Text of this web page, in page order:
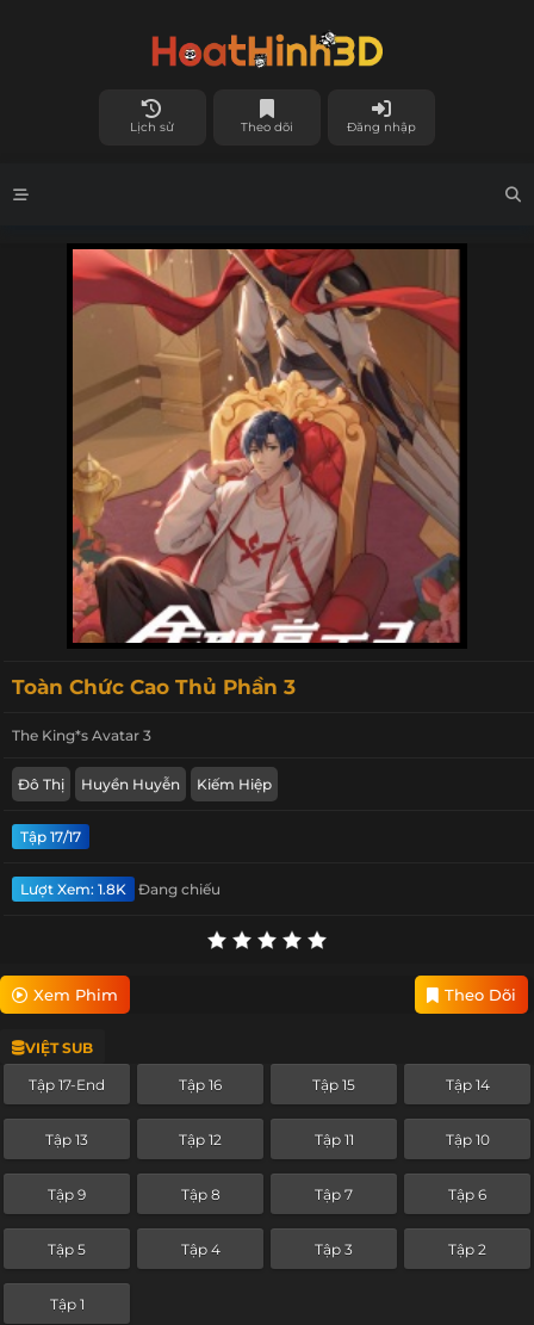
Lịch sử Theo dõi Đăng nhập
Toàn Chức Cao Thủ Phần 3
The King*s Avatar 3
Đô Thị Huyền Huyễn Kiếm Hiệp
Tập 17/17
Lượt Xem: 1.8K Đang chiếu
Xem Phim Theo Dõi
VIỆT SUB
Tập 17-End Tập 16 Tập 15 Tập 14
Tập 13 Tập 12 Tập 11 Tập 10
Tập 9 Tập 8 Tập 7 Tập 6
Tập 5 Tập 4 Tập 3 Tập 2
Tập 1